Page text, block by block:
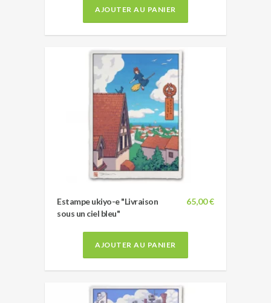
AJOUTER AU PANIER
65,00 €
Estampe ukiyo-e "Livraison
sous un ciel bleu"
AJOUTER AU PANIER